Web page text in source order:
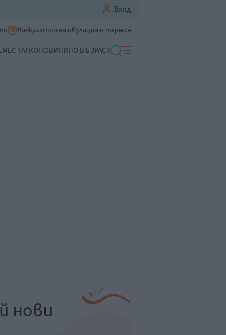
Вход
Калкулатор на овулация и термин
С ТАТКОНОВИНИПО ВЪЗРАСТ
нови